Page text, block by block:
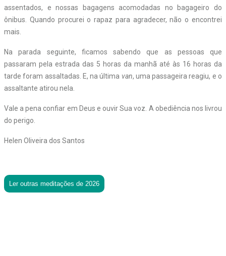
assentados, e nossas bagagens acomodadas no bagageiro do
ônibus. Quando procurei o rapaz para agradecer, não o encontrei
mais.
Na parada seguinte, ficamos sabendo que as pessoas que
passaram pela estrada das 5 horas da manhã até às 16 horas da
tarde foram assaltadas. E, na última van, uma passageira reagiu, e o
assaltante atirou nela.
Vale a pena confiar em Deus e ouvir Sua voz. A obediência nos livrou
do perigo.
Helen Oliveira dos Santos
Ler outras meditações de 2026